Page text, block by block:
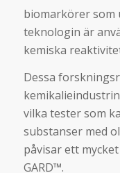
biomarkörer som
teknologin är
kemiska
Dessa
vilka tester som
substanser med
påvisar ett
GARD™.